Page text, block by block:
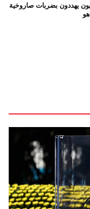
يهددون بضربات صاروخية